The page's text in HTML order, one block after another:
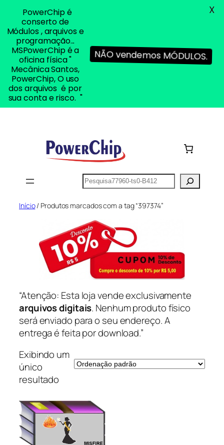
Pesquisar
Início/ Produtos marcados com a tag “397374”
“Atenção: Esta loja vende exclusivamente
arquivos digitais. Nenhum produto físico
será enviado para o seu endereço. A
entrega é feita por download.”
Exibindo um
único
resultado
PowerChip é
conserto de
Módulos , arquivos e
programação...
MSPowerChip é a
oficina física "
Mecânica Santos,
PowerChip, O uso
dos arquivos é por
sua conta e risco. "
NÃO vendemos MÓDULOS.
X